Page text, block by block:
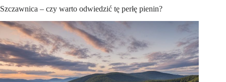
Szczawnica – czy warto odwiedzić tę perłę pienin?